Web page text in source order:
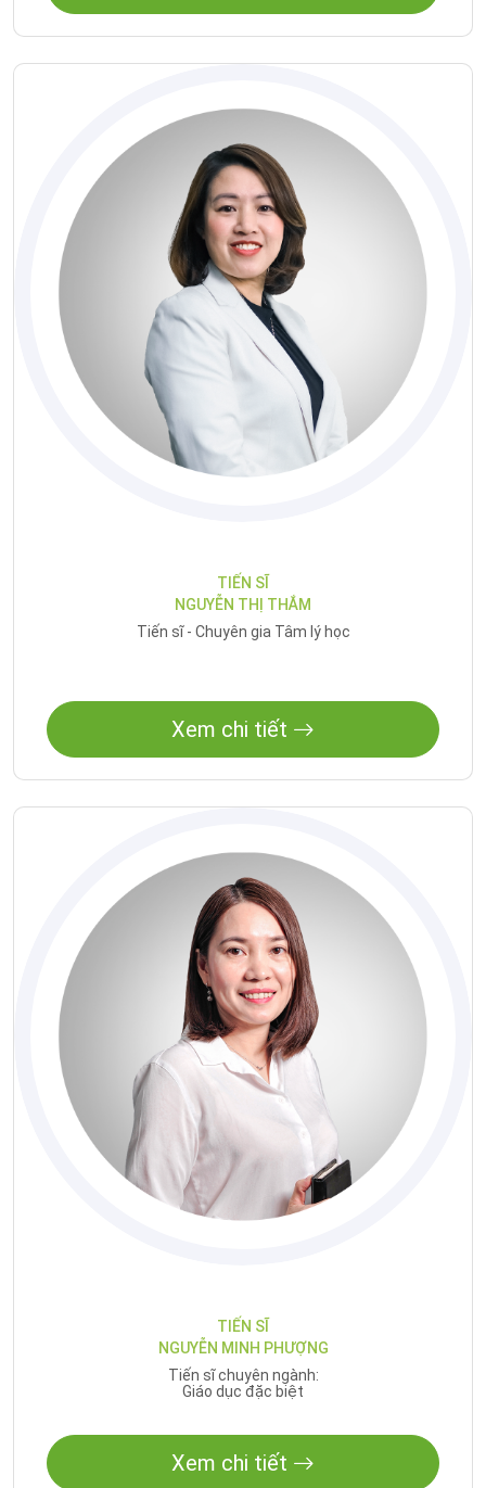
TIẾN SĨ
NGUYỄN THỊ THẮM
Tiến sĩ - Chuyên gia Tâm lý học
Xem chi tiết
TIẾN SĨ
NGUYỄN MINH PHƯỢNG
Tiến sĩ chuyên ngành:
Giáo dục đặc biệt
Xem chi tiết